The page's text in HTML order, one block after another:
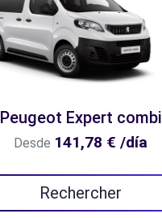
Peugeot Expert combi
Desde 141,78 € /día
Rechercher